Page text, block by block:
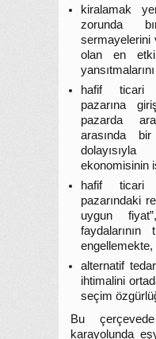
kiralamak
zorunda
sermayelerini
olan en
hafif ticari
pazarına
pazarda
arasında bir
ekonomisinin
hafif ticari
pazarındaki
uygun
faydalarının
engellemekte,
alternatif
ihtimalini
seçim
Bu
karayolunda